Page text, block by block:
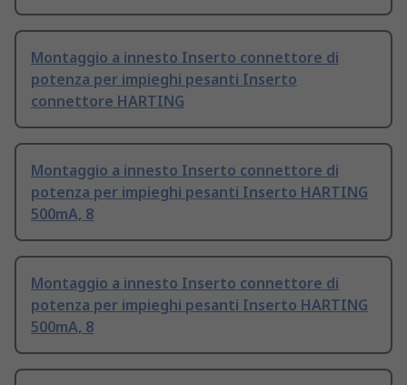
Montaggio a innesto Inserto connettore di
potenza per impieghi pesanti Inserto
connettore HARTING
Montaggio a innesto Inserto connettore di
potenza per impieghi pesanti Inserto HARTING
500mA, 8
Montaggio a innesto Inserto connettore di
potenza per impieghi pesanti Inserto HARTING
500mA, 8